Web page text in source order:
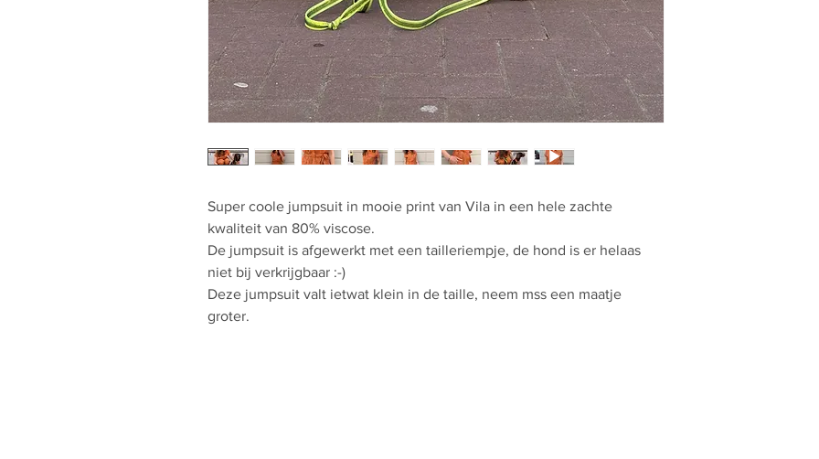
Super coole jumpsuit in mooie print van Vila in een hele zachte
kwaliteit van 80% viscose.
De jumpsuit is afgewerkt met een tailleriempje, de hond is er helaas
niet bij verkrijgbaar :-)
Deze jumpsuit valt ietwat klein in de taille, neem mss een maatje
groter.